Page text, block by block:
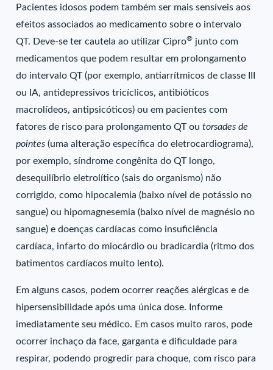
Pacientes idosos podem também ser mais sensíveis aos
efeitos associados ao medicamento sobre o intervalo
QT. Deve-se ter cautela ao utilizar Cipro® junto com
medicamentos que podem resultar em prolongamento
do intervalo QT (por exemplo, antiarrítmicos de classe III
ou IA, antidepressivos tricíclicos, antibióticos
macrolídeos, antipsicóticos) ou em pacientes com
fatores de risco para prolongamento QT outorsades de
pointes (uma alteração específica do eletrocardiograma),
por exemplo, síndrome congênita do QT longo,
desequilíbrio eletrolítico (sais do organismo) não
corrigido, como hipocalemia (baixo nível de potássio no
sangue) ou hipomagnesemia (baixo nível de magnésio no
sangue) e doenças cardíacas como insuficiência
cardíaca, infarto do miocárdio ou bradicardia (ritmo dos
batimentos cardíacos muito lento).
Em alguns casos, podem ocorrer reações alérgicas e de
hipersensibilidade após uma única dose. Informe
imediatamente seu médico. Em casos muito raros, pode
ocorrer inchaço da face, garganta e dificuldade para
respirar, podendo progredir para choque, com risco para